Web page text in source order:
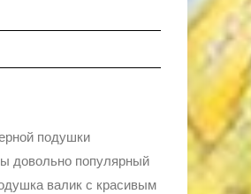
подушки
довольно популярный
валик с красивым